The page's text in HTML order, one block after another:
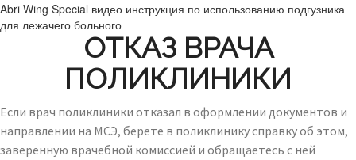
Abri Wing Special видео инструкция по использованию подгузника
для лежачего больного
ОТКАЗ ВРАЧА
ПОЛИКЛИНИКИ
Если врач поликлиники отказал в оформлении документов и
направлении на МСЭ, берете в поликлинику справку об этом,
заверенную врачебной комиссией и обращаетесь с ней